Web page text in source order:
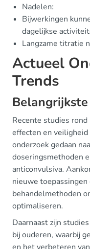
Nadelen:
Bijwerkingen
dagelijkse
Langzame titratie
Actueel
Trends
Recente studies
effecten en
onderzoek gedaan
doseringsmethoden
anticonvulsiva.
nieuwe toepassingen
behandelmethoden
optimaliseren.
Daarnaast zijn
bij ouderen, waarbij